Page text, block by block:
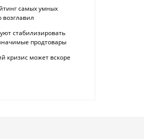
самых умных
возглавил
стабилизировать
продтовары
кризис может вскоре